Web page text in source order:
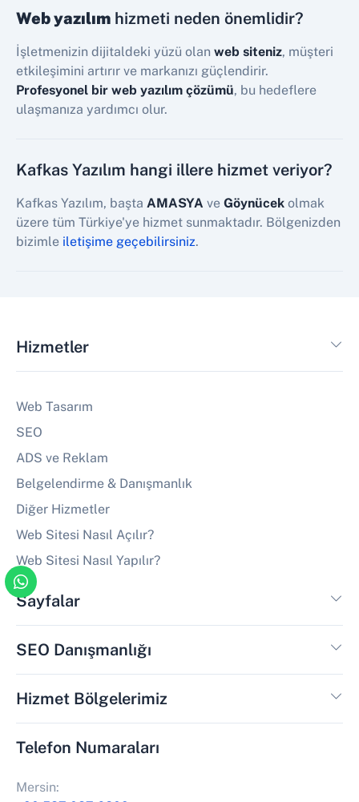
Web yazılım hizmeti neden önemlidir?
İşletmenizin dijitaldeki yüzü olan web siteniz, müşteri
etkileşimini artırır ve markanızı güçlendirir.
Profesyonel bir web yazılım çözümü, bu hedeflere
ulaşmanıza yardımcı olur.
Kafkas Yazılım hangi illere hizmet veriyor?
Kafkas Yazılım, başta AMASYA ve Göynücek olmak
üzere tüm Türkiye'ye hizmet sunmaktadır. Bölgenizden
bizimle iletişime geçebilirsiniz.
Hizmetler
Web Tasarım
SEO
ADS ve Reklam
Belgelendirme & Danışmanlık
Diğer Hizmetler
Web Sitesi Nasıl Açılır?
Web Sitesi Nasıl Yapılır?
Sayfalar
SEO Danışmanlığı
Hizmet Bölgelerimiz
Telefon Numaraları
Mersin: